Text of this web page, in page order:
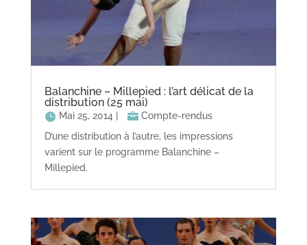
Balanchine – Millepied : l’art délicat de la
distribution (25 mai)
Mai 25, 2014
Compte-rendus
D’une distribution à l’autre, les impressions
varient sur le programme Balanchine –
Millepied.